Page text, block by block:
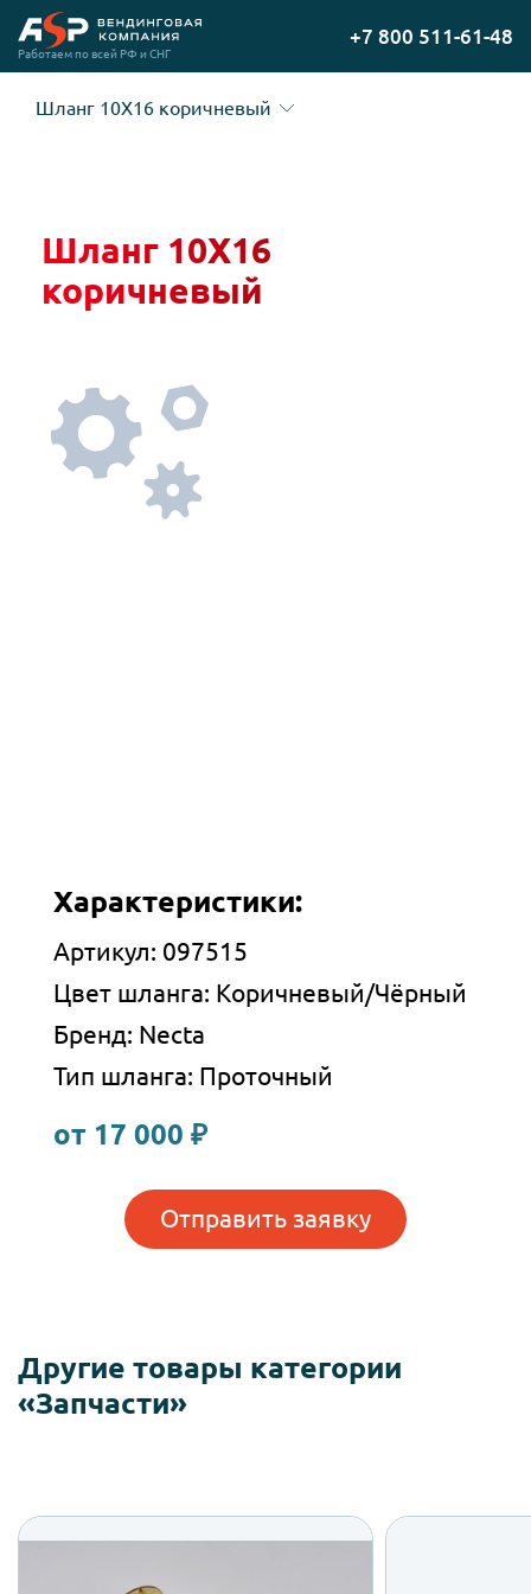
Перейти
на
Работаем по всей РФ и СНГ
+7 800 511-61-48
Шланг 10Х16 коричневый
Шланг 10Х16
коричневый
Характеристики:
Артикул: 097515
Цвет шланга: Коричневый/Чёрный
Бренд: Necta
Тип шланга: Проточный
от 17 000 ₽
Отправить заявку
Другие товары категории
«Запчасти»